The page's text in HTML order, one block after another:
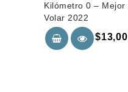
out
of
5
Kilómetro 0 –
Volar 2022
$